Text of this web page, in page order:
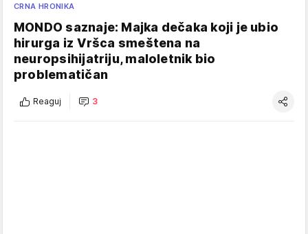
CRNA HRONIKA
MONDO saznaje: Majka dečaka koji je ubio
hirurga iz Vršca smeštena na
neuropsihijatriju, maloletnik bio
problematičan
Reaguj 3